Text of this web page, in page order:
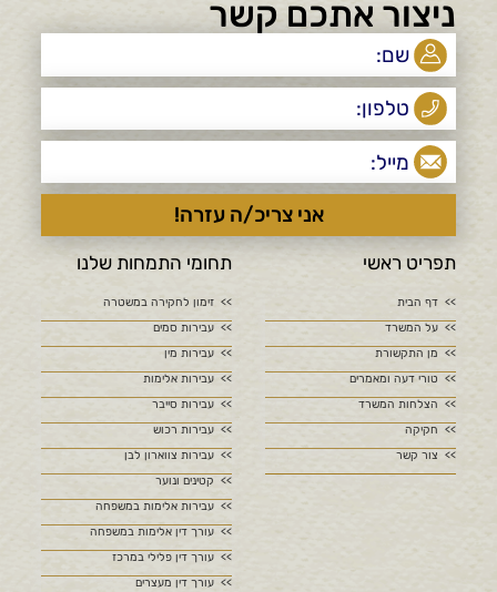
ניצור אתכם קשר
תפריט ראשי
דף הבית
על המשרד
מן התקשורת
טורי דעה ומאמרים
הצלחות המשרד
חקיקה
צור קשר
תחומי התמחות שלנו
זימון לחקירה במשטרה
עבירות סמים
עבירות מין
עבירות אלימות
עבירות סייבר
עבירות רכוש
עבירות צווארון לבן
קטינים ונוער
עבירות אלימות במשפחה
עורך דין אלימות במשפחה
עורך דין פלילי במרכז
עורך דין מעצרים